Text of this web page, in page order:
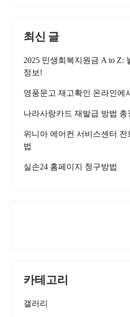
최신 글
2025 민생회복지원금 A to Z:
정보!
영풍문고 재고확인 온라인에
나라사랑카드 재발급 방법 총
위니아 에어컨 서비스센터
법
실손24 홈페이지 청구방법
카테고리
갤러리